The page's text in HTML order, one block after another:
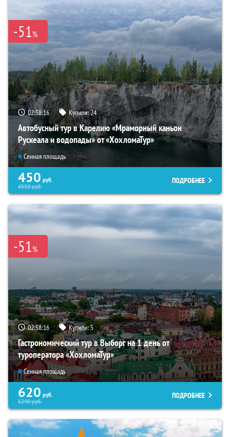
-51%
02:58:15 Купили:24
Автобусный тур в Карелию «Мраморный каньон
Рускеала и водопады» от «ХохломаТур»
Сенная площадь
450 руб.
4550руб.
ПОДРОБНЕЕ
-51%
02:58:15 Купили:5
Гастрономический тур в Выборг на 1 день от
туроператора «ХохломаТур»
Сенная площадь
620 руб.
6290руб.
ПОДРОБНЕЕ